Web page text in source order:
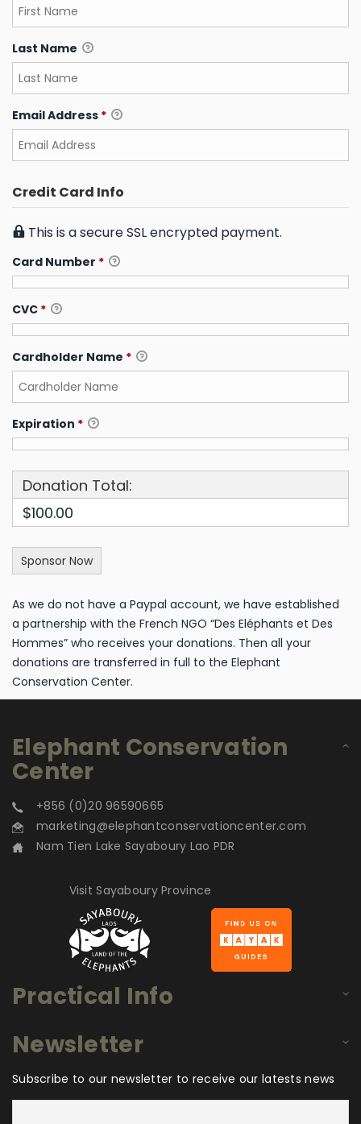
Last Name
Email Address *
Credit Card Info
This is a secure SSL encrypted payment.
Card Number *
CVC *
Cardholder Name *
Expiration *
Donation Total:
$100.00
As we do not have a Paypal account, we have established
a partnership with the French NGO “Des Eléphants et Des
Hommes” who receives your donations. Then all your
donations are transferred in full to the Elephant
Conservation Center.
Elephant Conservation
Center
+856 (0)20 96590665
marketing@elephantconservationcenter.com
Nam Tien Lake Sayaboury Lao PDR
Visit Sayaboury Province
Practical Info
Newsletter
Subscribe to our newsletter to receive our latests news